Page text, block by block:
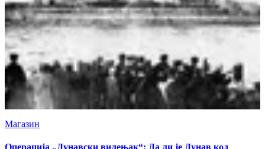
Магазин